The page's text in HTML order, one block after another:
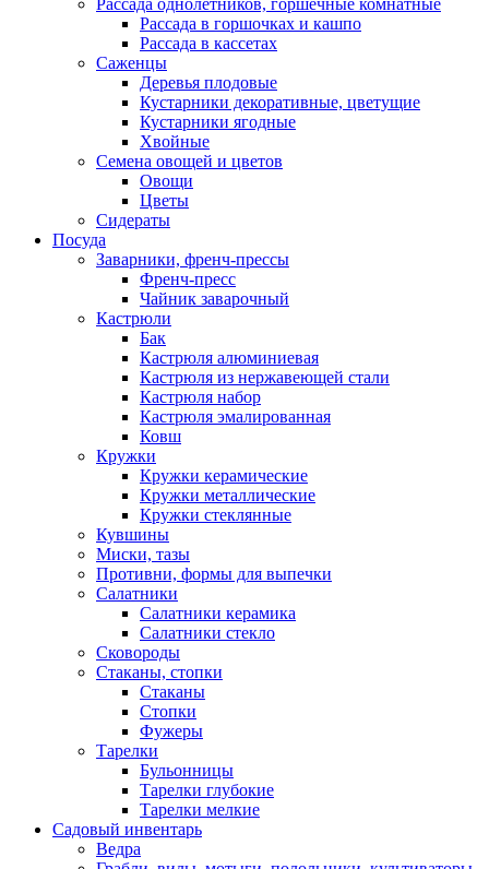
Рассада в горшочках и кашпо
Рассада в кассетах
Саженцы
Деревья плодовые
Кустарники декоративные, цветущие
Кустарники ягодные
Хвойные
Семена овощей и цветов
Овощи
Цветы
Сидераты
Посуда
Заварники, френч-прессы
Френч-пресс
Чайник заварочный
Кастрюли
Бак
Кастрюля алюминиевая
Кастрюля из нержавеющей стали
Кастрюля набор
Кастрюля эмалированная
Ковш
Кружки
Кружки керамические
Кружки металлические
Кружки стеклянные
Кувшины
Миски, тазы
Противни, формы для выпечки
Салатники
Салатники керамика
Салатники стекло
Сковороды
Стаканы, стопки
Стаканы
Стопки
Фужеры
Тарелки
Бульонницы
Тарелки глубокие
Тарелки мелкие
Садовый инвентарь
Ведра